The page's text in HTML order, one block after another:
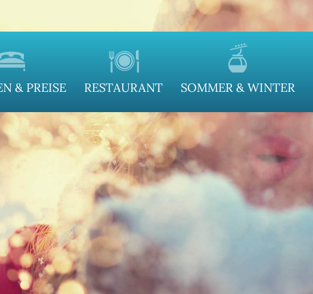
& PREISE RESTAURANT SOMMER & WINTER